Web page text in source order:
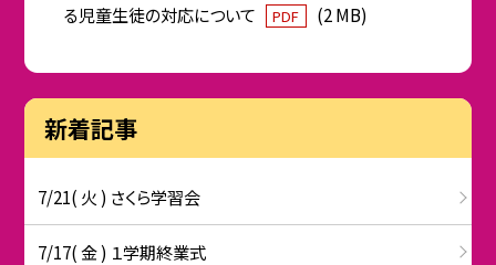
る児童生徒の対応について
PDF (2 MB)
新着記事
7/21( 火 ) さくら学習会
7/17( 金 ) １学期終業式